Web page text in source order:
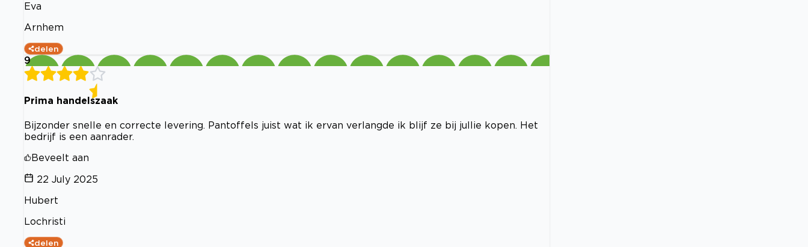
Eva
Arnhem
delen
9
Prima handelszaak
Bijzonder snelle en correcte levering. Pantoffels juist wat ik ervan verlangde ik blijf ze bij jullie kopen. Het
bedrijf is een aanrader.
Beveelt aan
22 July 2025
Hubert
Lochristi
delen